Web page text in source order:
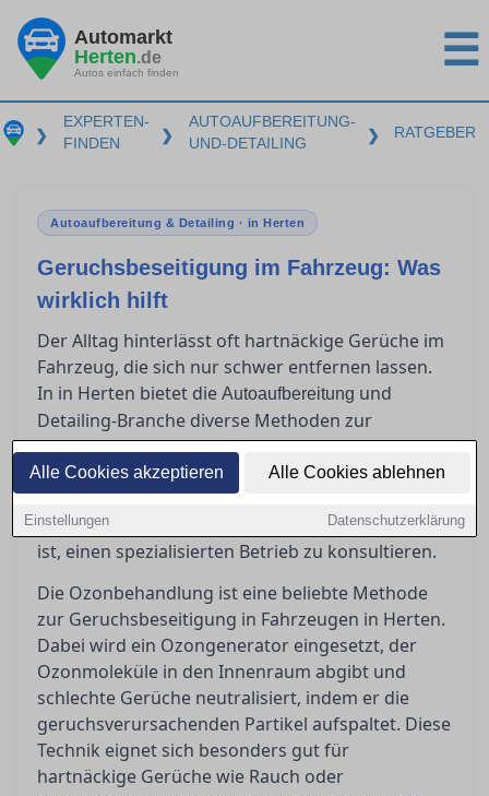
Alle Cookies akzeptieren Alle Cookies ablehnen
Einstellungen Datenschutzerklärung
Automarkt
Herten.de
Autos einfach finden ☰
❯
EXPERTEN-
FINDEN
❯
AUTOAUFBEREITUNG-
UND-DETAILING
❯ RATGEBER
Autoaufbereitung & Detailing · in Herten
Geruchsbeseitigung im Fahrzeug: Was
wirklich hilft
Der Alltag hinterlässt oft hartnäckige Gerüche im
Fahrzeug, die sich nur schwer entfernen lassen.
In in Herten bietet die Autoaufbereitung und
Detailing-Branche diverse Methoden zur
Geruchsbeseitigung an. Dieser Ratgeber gibt
einen Überblick über effektive Verfahren wie
Ozonbehandlungen, Aktivkohleeinsätze und
Tiefenreinigungen und erklärt, wann es sinnvoll
ist, einen spezialisierten Betrieb zu konsultieren.
Die Ozonbehandlung ist eine beliebte Methode
zur Geruchsbeseitigung in Fahrzeugen in Herten.
Dabei wird ein Ozongenerator eingesetzt, der
Ozonmoleküle in den Innenraum abgibt und
schlechte Gerüche neutralisiert, indem er die
geruchsverursachenden Partikel aufspaltet. Diese
Technik eignet sich besonders gut für
hartnäckige Gerüche wie Rauch oder